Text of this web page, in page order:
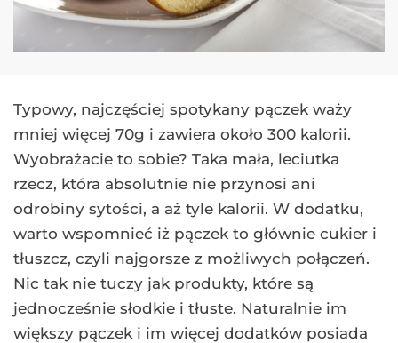
Typowy, najczęściej spotykany pączek waży
mniej więcej 70g i zawiera około 300 kalorii.
Wyobrażacie to sobie? Taka mała, leciutka
rzecz, która absolutnie nie przynosi ani
odrobiny sytości, a aż tyle kalorii. W dodatku,
warto wspomnieć iż pączek to głównie cukier i
tłuszcz, czyli najgorsze z możliwych połączeń.
Nic tak nie tuczy jak produkty, które są
jednocześnie słodkie i tłuste. Naturalnie im
większy pączek i im więcej dodatków posiada